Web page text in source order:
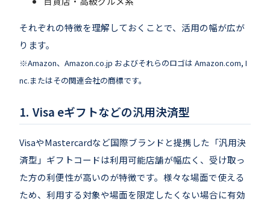
それぞれの特徴を理解しておくことで、活用の幅が広が
ります。
※Amazon、Amazon.co.jp およびそれらのロゴは Amazon.com, I
nc.またはその関連会社の商標です。
Visa eギフトなどの汎用決済型
VisaやMastercardなど国際ブランドと提携した「汎用決
済型」ギフトコードは利用可能店舗が幅広く、受け取っ
た方の利便性が高いのが特徴です。様々な場面で使える
ため、利用する対象や場面を限定したくない場合に有効